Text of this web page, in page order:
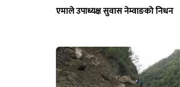
एमाले उपाध्यक्ष सुवास नेम्वाङको निधन